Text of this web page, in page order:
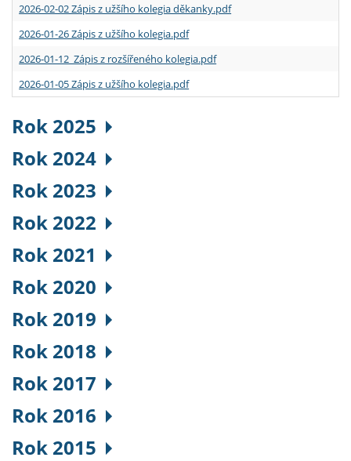
2026-02-02 Zápis z užšího kolegia děkanky.pdf
2026-01-26 Zápis z užšího kolegia.pdf
2026-01-12 Zápis z rozšířeného kolegia.pdf
2026-01-05 Zápis z užšího kolegia.pdf
Rok 2025
Rok 2024
Rok 2023
Rok 2022
Rok 2021
Rok 2020
Rok 2019
Rok 2018
Rok 2017
Rok 2016
Rok 2015